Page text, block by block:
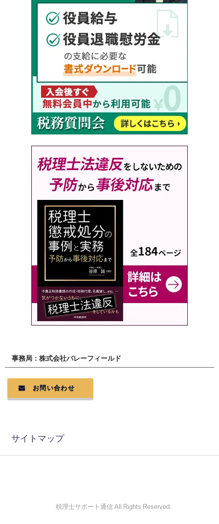
事務局：株式会社バレーフィールド
お問い合わせ
サイトマップ
© 税理士サポート通信 All Rights Reserved.